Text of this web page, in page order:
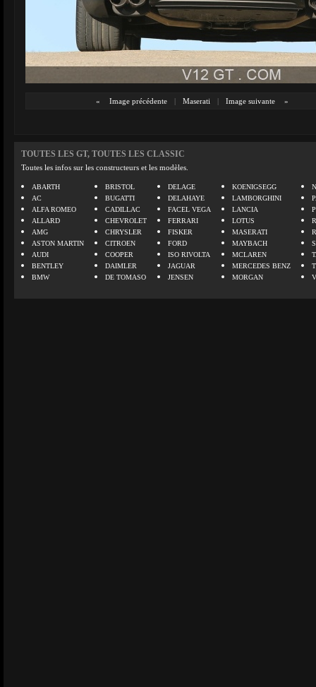
« Image précédente | Maserati | Image suivante »
TOUTES LES GT, TOUTES LES CLASSIC
Toutes les infos sur les constructeurs et les modèles.
ABARTH
AC
ALFA ROMEO
ALLARD
AMG
ASTON MARTIN
AUDI
BENTLEY
BMW
BRISTOL
BUGATTI
CADILLAC
CHEVROLET
CHRYSLER
CITROEN
COOPER
DAIMLER
DE TOMASO
DELAGE
DELAHAYE
FACEL VEGA
FERRARI
FISKER
FORD
ISO RIVOLTA
JAGUAR
JENSEN
KOENIGSEGG
LAMBORGHINI
LANCIA
LOTUS
MASERATI
MAYBACH
MCLAREN
MERCEDES BENZ
MORGAN